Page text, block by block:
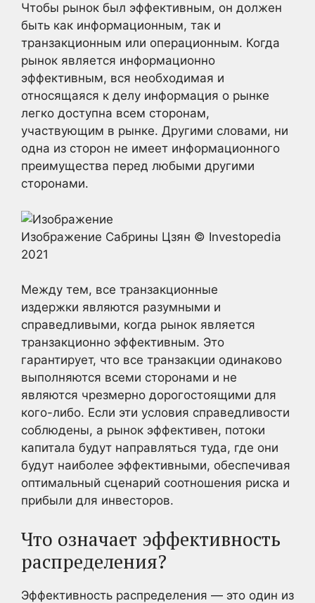
Чтобы рынок был эффективным, он должен
быть как информационным, так и
транзакционным или операционным. Когда
рынок является информационно
эффективным, вся необходимая и
относящаяся к делу информация о рынке
легко доступна всем сторонам,
участвующим в рынке. Другими словами, ни
одна из сторон не имеет информационного
преимущества перед любыми другими
сторонами.
Изображение Сабрины Цзян © Investopedia
2021
Между тем, все транзакционные
издержки являются разумными и
справедливыми, когда рынок является
транзакционно эффективным. Это
гарантирует, что все транзакции одинаково
выполняются всеми сторонами и не
являются чрезмерно дорогостоящими для
кого-либо. Если эти условия справедливости
соблюдены, а рынок эффективен, потоки
капитала будут направляться туда, где они
будут наиболее эффективными, обеспечивая
оптимальный сценарий соотношения риска и
прибыли для инвесторов.
Что означает эффективность
распределения?
Эффективность распределения — это один из